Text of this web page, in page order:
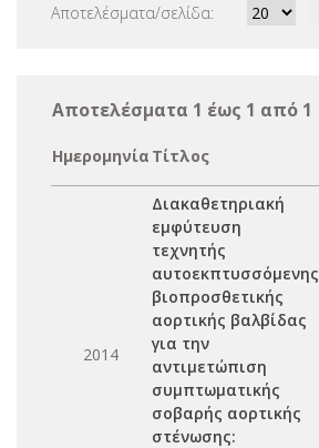
Αποτελέσματα/σελίδα:
Αποτελέσματα 1 έως 1 από 1
Ημερομηνία Τίτλος
2014
Διακαθετηριακή
εμφύτευση
τεχνητής
αυτοεκπτυσσόμενης
βιοπροσθετικής
αορτικής βαλβίδας
για την
αντιμετώπιση
συμπτωματικής
σοβαρής αορτικής
στένωσης: